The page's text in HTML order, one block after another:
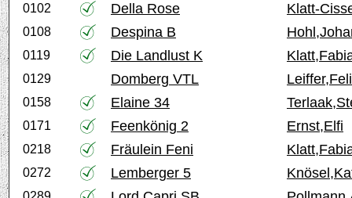
0102 Della Rose Klatt-
0108 Despina B
0119 Die Landlust K
0129 Domberg VTL
0158 Elaine 34
0171 Feenkönig 2 Ernst,Elfi
0218 Fräulein Feni
0272 Lemberger 5